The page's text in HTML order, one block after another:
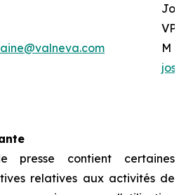
VP
M
presse contient certaines
relatives aux activités de